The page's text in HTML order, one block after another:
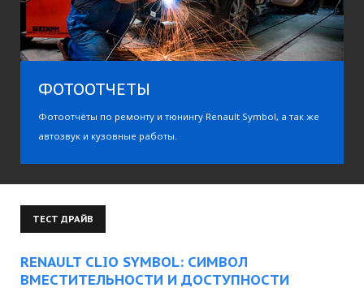
ФОТООТЧЕТЫ
Фотоотчёты по ремонту и тюнингу Renault Symbol, а так же
автозвук и кузовные работы.
ТЕСТ ДРАЙВ
RENAULT CLIO SYMBOL: СИМВОЛ
ВМЕСТИТЕЛЬНОСТИ И ДОСТУПНОСТИ